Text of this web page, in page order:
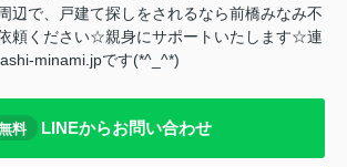
辺で、戸建て探しをされるなら前橋みなみ不
頼ください☆親身にサポートいたします☆連
minami.jpです(*^_^*)
料 LINEからお問い合わせ